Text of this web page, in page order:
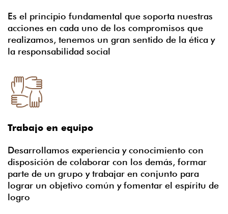
Es el principio fundamental que soporta nuestras
acciones en cada uno de los compromisos que
realizamos, tenemos un gran sentido de la ética y
la responsabilidad social
Trabajo en equipo
Desarrollamos experiencia y conocimiento con
disposición de colaborar con los demás, formar
parte de un grupo y trabajar en conjunto para
lograr un objetivo común y fomentar el espíritu de
logro